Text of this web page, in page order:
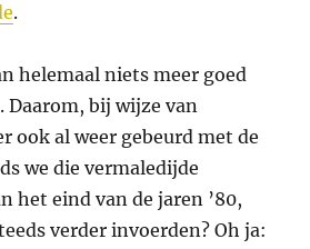
.
helemaal niets meer goed
bij wijze van
ook al weer gebeurd met de
we die vermaledijde
het eind van de jaren ’80,
verder invoerden? Oh ja: